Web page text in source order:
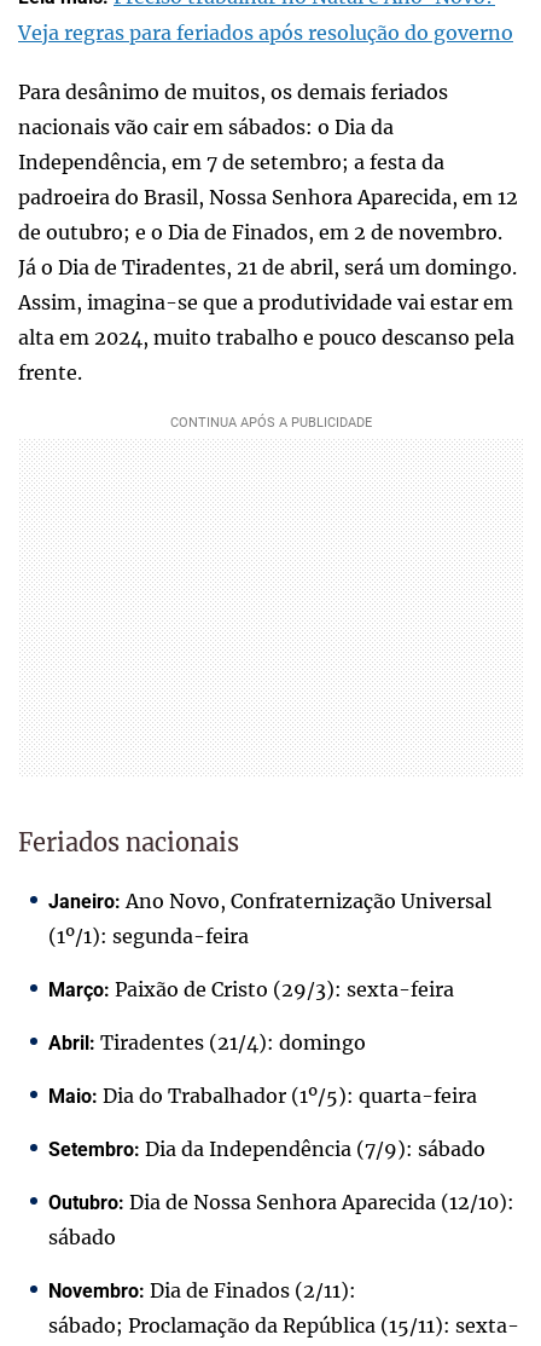
Veja regras para feriados após resolução do governo
Para desânimo de muitos, os demais feriados
nacionais vão cair em sábados: o Dia da
Independência, em 7 de setembro; a festa da
padroeira do Brasil, Nossa Senhora Aparecida, em 12
de outubro; e o Dia de Finados, em 2 de novembro.
Já o Dia de Tiradentes, 21 de abril, será um domingo.
Assim, imagina-se que a produtividade vai estar em
alta em 2024, muito trabalho e pouco descanso pela
frente.
Feriados nacionais
Janeiro: Ano Novo, Confraternização Universal
(1º/1): segunda-feira
Março: Paixão de Cristo (29/3): sexta-feira
Abril: Tiradentes (21/4): domingo
Maio: Dia do Trabalhador (1º/5): quarta-feira
Setembro: Dia da Independência (7/9): sábado
Outubro: Dia de Nossa Senhora Aparecida (12/10):
sábado
Novembro: Dia de Finados (2/11):
sábado; Proclamação da República (15/11): sexta-